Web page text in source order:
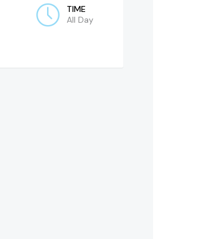
TIME
All Day